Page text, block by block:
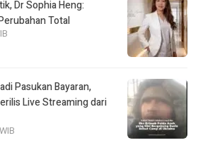
Dr Sophia Heng:
Total
Pasukan Bayaran,
Live Streaming dari